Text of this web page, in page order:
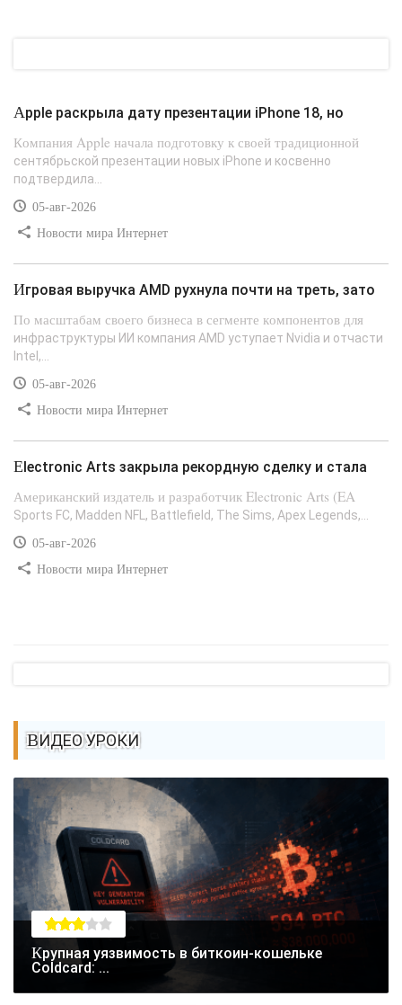
Apple раскрыла дату презентации iPhone 18, но
Компания Apple начала подготовку к своей традиционной
сентябрьской презентации новых iPhone и косвенно
подтвердила...
05-авг-2026
Новости мира Интернет
Игровая выручка AMD рухнула почти на треть, зато
По масштабам своего бизнеса в сегменте компонентов для
инфраструктуры ИИ компания AMD уступает Nvidia и отчасти
Intel,...
05-авг-2026
Новости мира Интернет
Electronic Arts закрыла рекордную сделку и стала
Американский издатель и разработчик Electronic Arts (EA
Sports FC, Madden NFL, Battlefield, The Sims, Apex Legends,...
05-авг-2026
Новости мира Интернет
ВИДЕО УРОКИ
Крупная уязвимость в биткоин-кошельке
Coldcard: ...